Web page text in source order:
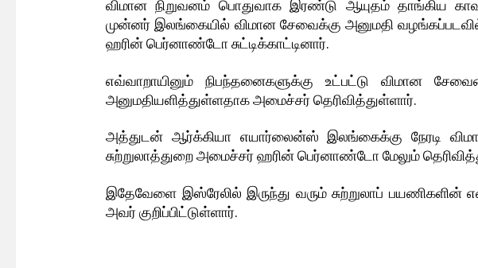
விமான நிறுவனம் பொதுவாக இரண்டு ஆயுதம் தாங்கிய
முன்னர் இலங்கையில் விமான சேவைக்கு அனுமதி
ஹரின் பெர்னாண்டோ சுட்டிக்காட்டினார்.
எவ்வாறாயினும் நிபந்தனைகளுக்கு உட்பட்டு விமான
அனுமதியளித்துள்ளதாக அமைச்சர் தெரிவித்துள்ளார்.
அத்துடன் ஆர்க்கியா எயார்லைன்ஸ் இலங்கைக்கு நேரடி
சுற்றுலாத்துறை அமைச்சர் ஹரின் பெர்னாண்டோ மேலும்
இதேவேளை இஸ்ரேலில் இருந்து வரும் சுற்றுலாப்
அவர் குறிப்பிட்டுள்ளார்.